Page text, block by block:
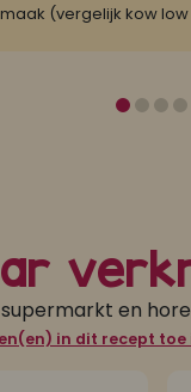
(vergelijk kow
en
in dit recept